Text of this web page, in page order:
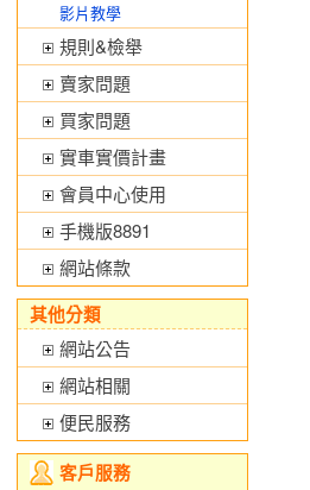
影片教學
規則&檢舉
賣家問題
買家問題
實車實價計畫
會員中心使用
手機版8891
網站條款
其他分類
網站公告
網站相關
便民服務
客戶服務